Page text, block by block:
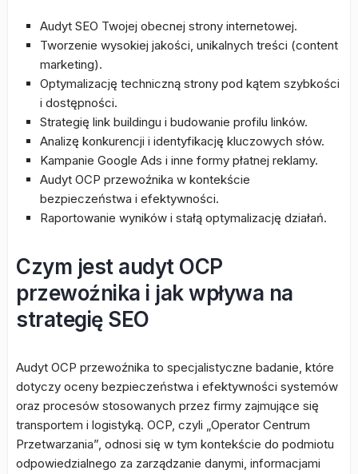
Audyt SEO Twojej obecnej strony internetowej.
Tworzenie wysokiej jakości, unikalnych treści (content
marketing).
Optymalizację techniczną strony pod kątem szybkości
i dostępności.
Strategię link buildingu i budowanie profilu linków.
Analizę konkurencji i identyfikację kluczowych słów.
Kampanie Google Ads i inne formy płatnej reklamy.
Audyt OCP przewoźnika w kontekście
bezpieczeństwa i efektywności.
Raportowanie wyników i stałą optymalizację działań.
Czym jest audyt OCP
przewoźnika i jak wpływa na
strategię SEO
Audyt OCP przewoźnika to specjalistyczne badanie, które
dotyczy oceny bezpieczeństwa i efektywności systemów
oraz procesów stosowanych przez firmy zajmujące się
transportem i logistyką. OCP, czyli „Operator Centrum
Przetwarzania”, odnosi się w tym kontekście do podmiotu
odpowiedzialnego za zarządzanie danymi, informacjami